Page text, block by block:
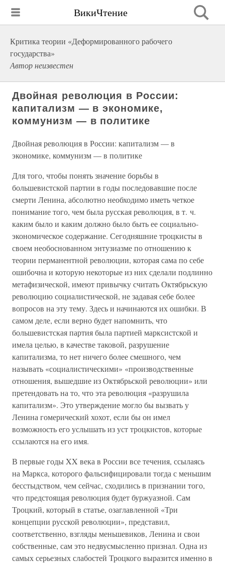
ВикиЧтение
Критика теории «Деформированного рабочего
государства»
Автор неизвестен
Двойная революция в России:
капитализм — в экономике,
коммунизм — в политике
Двойная революция в России: капитализм — в
экономике, коммунизм — в политике
Для того, чтобы понять значение борьбы в
большевистской партии в годы последовавшие после
смерти Ленина, абсолютно необходимо иметь четкое
понимание того, чем была русская революция, в т. ч.
каким было и каким должно было быть ее социально-
экономическое содержание. Сегодняшние троцкисты в
своем необоснованном энтузиазме по отношению к
теории перманентной революции, которая сама по себе
ошибочна и которую некоторые из них сделали подлинно
метафизической, имеют привычку считать Октябрьскую
революцию социалистической, не задавая себе более
вопросов на эту тему. Здесь и начинаются их ошибки. В
самом деле, если верно будет напомнить, что
большевистская партия была партией марксистской и
имела целью, в качестве таковой, разрушение
капитализма, то нет ничего более смешного, чем
называть «социалистическими» «производственные
отношения, вышедшие из Октябрьской революции» или
претендовать на то, что эта революция «разрушила
капитализм». Это утверждение могло бы вызвать у
Ленина гомерический хохот, если бы он имел
возможность его услышать из уст троцкистов, которые
ссылаются на его имя.
В первые годы XX века в России все течения, ссылаясь
на Маркса, которого фальсифицировали тогда с меньшим
бесстыдством, чем сейчас, сходились в признании того,
что предстоящая революция будет буржуазной. Сам
Троцкий, который в статье, озаглавленной «Три
концепции русской революции», представил,
соответственно, взгляды меньшевиков, Ленина и свои
собственные, сам это недвусмысленно признал. Одна из
самых серьезных слабостей Троцкого выразится именно в